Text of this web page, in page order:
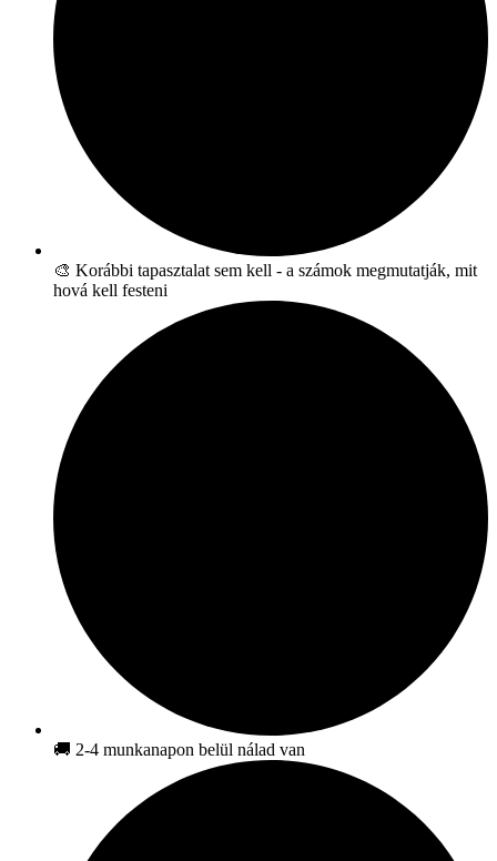
🎨 Korábbi tapasztalat sem kell - a számok megmutatják, mit
hová kell festeni
🚚 2-4 munkanapon belül nálad van